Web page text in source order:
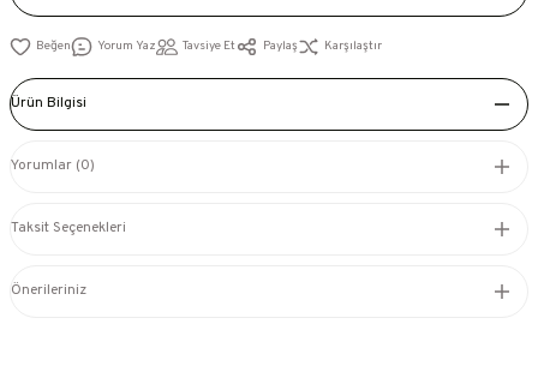
Yorum Yaz Tavsiye Et Paylaş Karşılaştır
Ürün Bilgisi
Yorumlar (0)
Taksit Seçenekleri
Önerileriniz